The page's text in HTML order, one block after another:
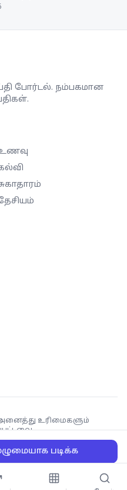
படிக்க
போர்டல். நம்பகமான
உரிமைகளும்